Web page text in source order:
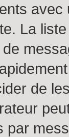
La
de
par